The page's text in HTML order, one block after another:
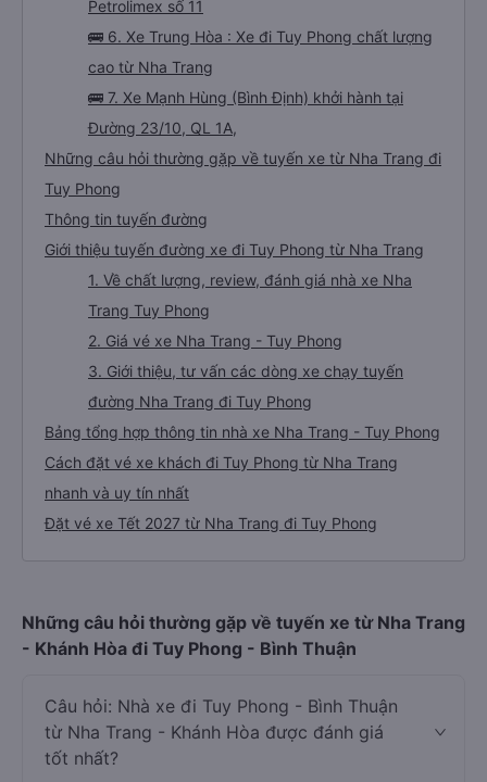
Petrolimex số 11
🚌 6. Xe Trung Hòa : Xe đi Tuy Phong chất lượng
cao từ Nha Trang
🚌 7. Xe Mạnh Hùng (Bình Định) khởi hành tại
Đường 23/10, QL 1A,
Những câu hỏi thường gặp về tuyến xe từ Nha Trang đi
Tuy Phong
Thông tin tuyến đường
Giới thiệu tuyến đường xe đi Tuy Phong từ Nha Trang
1. Về chất lượng, review, đánh giá nhà xe Nha
Trang Tuy Phong
2. Giá vé xe Nha Trang - Tuy Phong
3. Giới thiệu, tư vấn các dòng xe chạy tuyến
đường Nha Trang đi Tuy Phong
Bảng tổng hợp thông tin nhà xe Nha Trang - Tuy Phong
Cách đặt vé xe khách đi Tuy Phong từ Nha Trang
nhanh và uy tín nhất
Đặt vé xe Tết 2027 từ Nha Trang đi Tuy Phong
Những câu hỏi thường gặp về tuyến xe từ Nha Trang
- Khánh Hòa đi Tuy Phong - Bình Thuận
Câu hỏi: Nhà xe đi Tuy Phong - Bình Thuận
từ Nha Trang - Khánh Hòa được đánh giá
tốt nhất?